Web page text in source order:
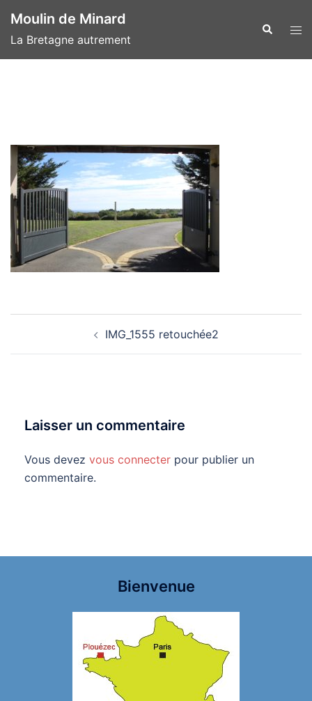
au
contenu
Moulin de Minard
La Bretagne autrement
IMG_1555 retouchée2
Laisser un commentaire
Vous devez vous connecter pour publier un
commentaire.
Bienvenue